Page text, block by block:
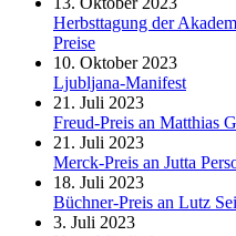
Herbsttagung der
Preise
10. Oktober 2023
Ljubljana-Manifest
21. Juli 2023
Freud-Preis an Matthias
21. Juli 2023
Merck-Preis an Jutta
18. Juli 2023
Büchner-Preis an Lutz
3. Juli 2023